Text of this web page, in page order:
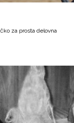
za prosta delovna